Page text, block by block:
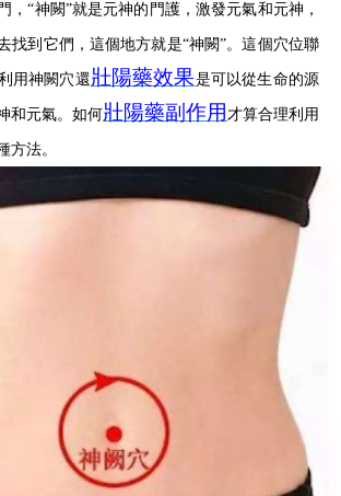
，“神闕”就是元神的門護，激發元氣和元神，
找到它們，這個地方就是“神闕”。這個穴位聯
用神闕穴還壯陽藥效果是可以從生命的源
和元氣。如何壯陽藥副作用 才算合理利用
方法。